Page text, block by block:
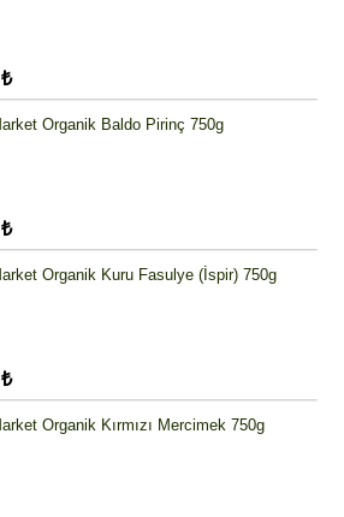
Organik Baldo Pirinç 750g
Organik Kuru Fasulye (İspir) 750g
Organik Kırmızı Mercimek 750g